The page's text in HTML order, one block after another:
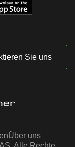
Sie uns
Über uns